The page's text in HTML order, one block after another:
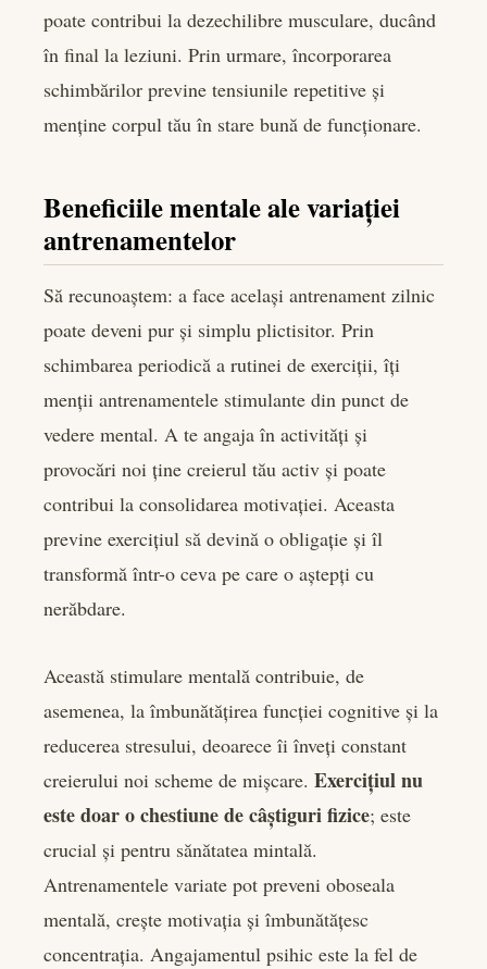
poate contribui la dezechilibre musculare, ducând
în final la leziuni. Prin urmare, încorporarea
schimbărilor previne tensiunile repetitive și
menține corpul tău în stare bună de funcționare.
Beneficiile mentale ale variației
antrenamentelor
Să recunoaștem: a face același antrenament zilnic
poate deveni pur și simplu plictisitor. Prin
schimbarea periodică a rutinei de exerciții, îți
menții antrenamentele stimulante din punct de
vedere mental. A te angaja în activități și
provocări noi ține creierul tău activ și poate
contribui la consolidarea motivației. Aceasta
previne exercițiul să devină o obligație și îl
transformă într-o ceva pe care o aștepți cu
nerăbdare.
Această stimulare mentală contribuie, de
asemenea, la îmbunătățirea funcției cognitive și la
reducerea stresului, deoarece îi înveți constant
creierului noi scheme de mișcare. Exercițiul nu
este doar o chestiune de câștiguri fizice; este
crucial și pentru sănătatea mintală.
Antrenamentele variate pot preveni oboseala
mentală, crește motivația și îmbunătățesc
concentrația. Angajamentul psihic este la fel de